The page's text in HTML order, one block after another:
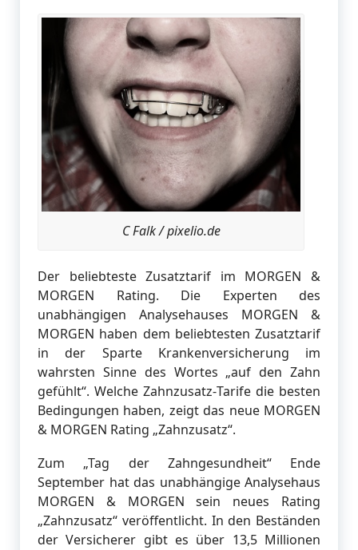
C Falk / pixelio.de
Der beliebteste Zusatztarif im MORGEN &
MORGEN Rating. Die Experten des
unabhängigen Analysehauses MORGEN &
MORGEN haben dem beliebtesten Zusatztarif
in der Sparte Krankenversicherung im
wahrsten Sinne des Wortes „auf den Zahn
gefühlt“. Welche Zahnzusatz‐Tarife die besten
Bedingungen haben, zeigt das neue MORGEN
& MORGEN Rating „Zahnzusatz“.
Zum „Tag der Zahngesundheit“ Ende
September hat das unabhängige Analysehaus
MORGEN & MORGEN sein neues Rating
„Zahnzusatz“ veröffentlicht. In den Beständen
der Versicherer gibt es über 13,5 Millionen